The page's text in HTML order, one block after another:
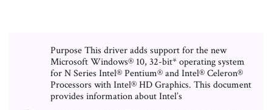
Purpose This driver adds support for the new
Microsoft Windows® 10, 32-bit* operating system
for N Series Intel® Pentium® and Intel® Celeron®
Processors with Intel® HD Graphics. This document
provides information about Intel’s